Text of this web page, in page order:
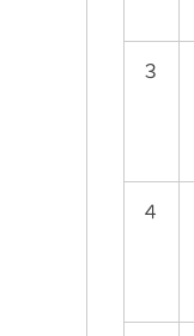
３
４